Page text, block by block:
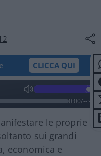
12
CLICCA QUI
0:00/--:--
le proprie
sui grandi
economica e